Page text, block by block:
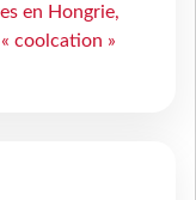
en Hongrie,
coolcation »